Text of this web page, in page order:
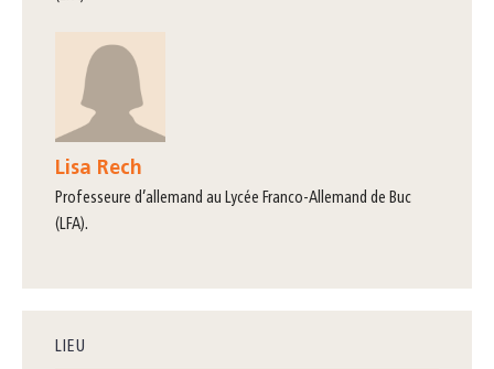
Lisa Rech
Professeure d’allemand au Lycée Franco-Allemand de Buc
(LFA).
LIEU